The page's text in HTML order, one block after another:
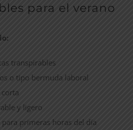
para el verano
transpirables
o tipo bermuda laboral
y ligero
para primeras horas del día